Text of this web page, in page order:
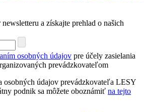
a získajte prehlad o našich
osobných údajov pre účely zasielania
prevádzkovateľom
osobných údajov prevádzkovateľa LESY
podnik sa môžete oboznámiť na tejto